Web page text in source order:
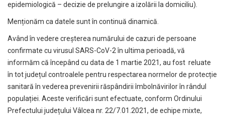
epidemiologică – decizie de prelungire a izolării la domiciliu).
Menționăm ca datele sunt în continuă dinamică.
Având în vedere creșterea numărului de cazuri de persoane
confirmate cu virusul SARS-CoV-2 în ultima perioadă, vă
informăm că începând cu data de 1 martie 2021, au fost reluate
în tot județul controalele pentru respectarea normelor de protecție
sanitară în vederea prevenirii răspândirii îmbolnăvirilor în rândul
populației. Aceste verificări sunt efectuate, conform Ordinului
Prefectului județului Vâlcea nr. 22/7.01.2021, de echipe mixte,